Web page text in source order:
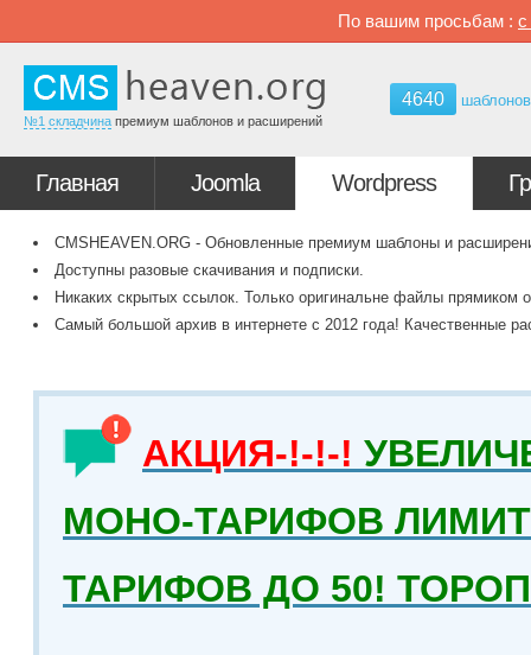
По вашим просьбам : с
№1 складчина премиум шаблонов и расширений
4640 шаблонов
Главная Joomla Wordpress
CMSHEAVEN.ORG - Обновленные премиум шаблоны и
Доступны разовые скачивания и подписки.
Никаких скрытых ссылок. Только оригинальне файлы прямиком
Самый большой архив в интернете с 2012 года! Качественные
АКЦИЯ-!-!-!
МОНО-ТАРИФОВ
ТАРИФОВ ДО 50!